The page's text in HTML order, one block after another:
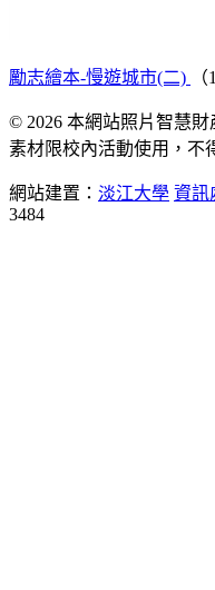
勵志繪本-慢遊城市(二)
© 2026 本網站照片智慧
素材限校內活動使用，不
網站建置： 淡江大學 資訊
3484